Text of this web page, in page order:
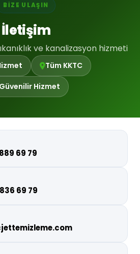
BIZE ULAŞIN
İletişim
ve kanalizasyon hizmeti
Tüm KKTC
Güvenilir Hizmet
69 79
69 79